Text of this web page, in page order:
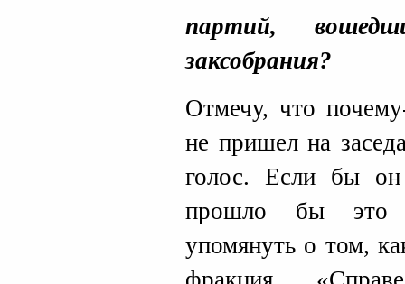
партий,
заксобрания?
Отмечу, что
не пришел на
голос. Если бы он
прошло бы это
упомянуть о том,